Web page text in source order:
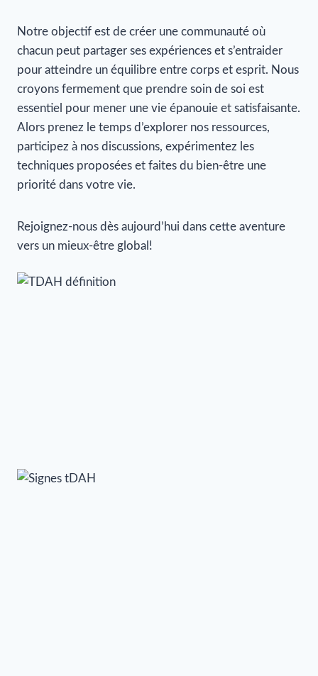
Notre objectif est de créer une communauté où
chacun peut partager ses expériences et s’entraider
pour atteindre un équilibre entre corps et esprit. Nous
croyons fermement que prendre soin de soi est
essentiel pour mener une vie épanouie et satisfaisante.
Alors prenez le temps d’explorer nos ressources,
participez à nos discussions, expérimentez les
techniques proposées et faites du bien-être une
priorité dans votre vie.
Rejoignez-nous dès aujourd’hui dans cette aventure
vers un mieux-être global!